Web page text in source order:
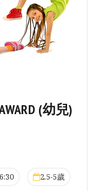
(幼兒)
2.5-5歲